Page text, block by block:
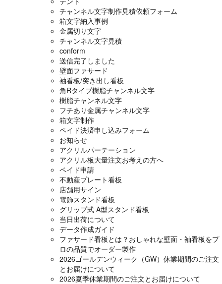
チャンネル文字制作見積依頼フォーム
箱文字納入事例
金属切り文字
チャンネル文字見積
conform
送信完了しました
壁面ファサード
袖看板/突き出し看板
角Rタイプ樹脂チャンネル文字
樹脂チャンネル文字
フチあり金属チャンネル文字
箱文字制作
ペイド決済申し込みフォーム
お知らせ
アクリルパーテーション
アクリル板大量注文お考えの方へ
ペイド申請
不動産プレート看板
店舗用サイン
電飾スタンド看板
グリップ式 A型スタンド看板
当日出荷について
データ作成ガイド
ファサード看板とは？おしゃれな壁面・袖看板をプ
ロの品質でオーダー製作
2026ゴールデンウィーク（GW）休業期間のご注文
とお届けについて
2026夏季休業期間のご注文とお届けについて